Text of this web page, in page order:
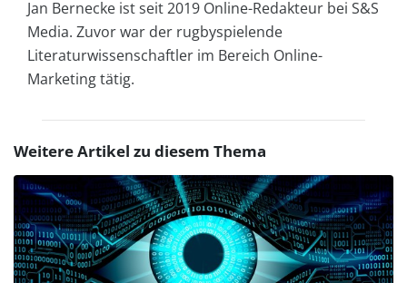
Jan Bernecke ist seit 2019 Online-Redakteur bei S&S
Media. Zuvor war der rugbyspielende
Literaturwissenschaftler im Bereich Online-
Marketing tätig.
Weitere Artikel zu diesem Thema